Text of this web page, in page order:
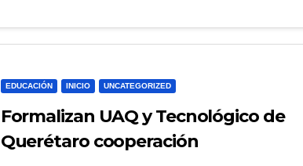
EDUCACIÓN INICIO UNCATEGORIZED
Formalizan UAQ y Tecnológico de
Querétaro cooperación